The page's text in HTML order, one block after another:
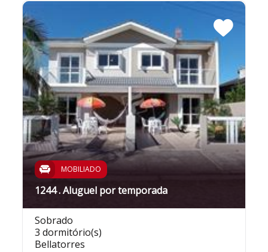
MOBILIADO
1244 . Aluguel por temporada
Sobrado
3 dormitório(s)
Bellatorres